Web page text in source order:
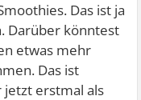
Das ist ja
Darüber könntest
etwas mehr
Das ist
jetzt erstmal als